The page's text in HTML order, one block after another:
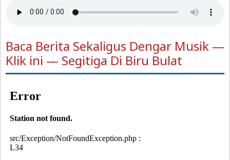
Baca Berita Sekaligus Dengar Musik —
Klik ini — Segitiga Di Biru Bulat